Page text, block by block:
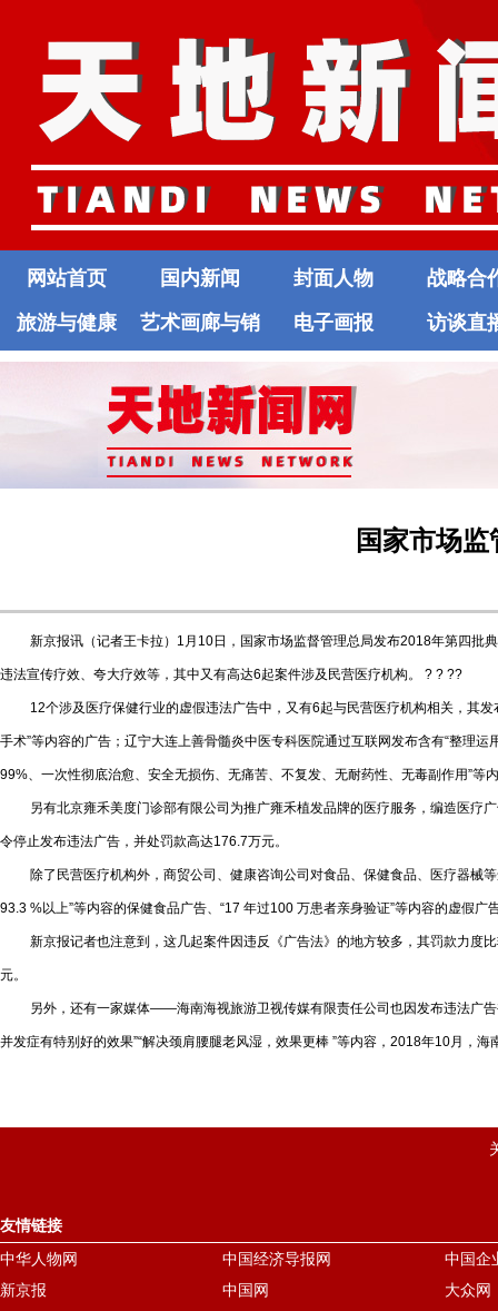
网站首页 国内新闻 封面人物
战略合
旅游与健康
艺术画廊与销
售
电子画报 访谈直
国家市场
新京报讯（记者王卡拉）1月10日，国家市场监督管理总局发布2018年第四批典
违法宣传疗效、夸大疗效等，其中又有高达6起案件涉及民营医疗机构。 ? ? ??
12个涉及医疗保健行业的虚假违法广告中，又有6起与民营医疗机构相关，其发
手术”等内容的广告；辽宁大连上善骨髓炎中医专科医院通过互联网发布含有“整理
99%、一次性彻底治愈、安全无损伤、无痛苦、不复发、无耐药性、无毒副作用”等
另有北京雍禾美度门诊部有限公司为推广雍禾植发品牌的医疗服务，编造医疗广
令停止发布违法广告，并处罚款高达176.7万元。
除了民营医疗机构外，商贸公司、健康咨询公司对食品、保健食品、医疗器械等
93.3 %以上”等内容的保健食品广告、“17 年过100 万患者亲身验证”等内容的虚假
新京报记者也注意到，这几起案件因违反《广告法》的地方较多，其罚款力度
元。
另外，还有一家媒体——海南海视旅游卫视传媒有限责任公司也因发布违法广告被
并发症有特别好的效果”“解决颈肩腰腿老风湿，效果更棒 ”等内容，2018年10月，
友情链接
中华人物网
中国经济导报网
中国企
新京报
中国网
大众网